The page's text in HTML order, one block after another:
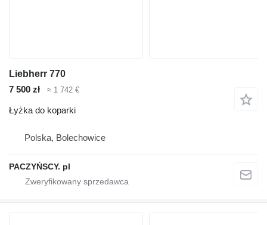
Liebherr 770
7 500 zł
≈ 1 742 €
Łyżka do koparki
Polska, Bolechowice
PACZYŃSCY. pl